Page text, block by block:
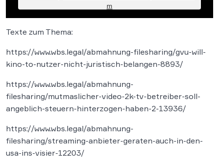
m
Texte zum Thema:
https://www.wbs.legal/abmahnung-filesharing/gvu-will-
kino-to-nutzer-nicht-juristisch-belangen-8893/
https://www.wbs.legal/abmahnung-
filesharing/mutmaslicher-video-2k-tv-betreiber-soll-
angeblich-steuern-hinterzogen-haben-2-13936/
https://www.wbs.legal/abmahnung-
filesharing/streaming-anbieter-geraten-auch-in-den-
usa-ins-visier-12203/